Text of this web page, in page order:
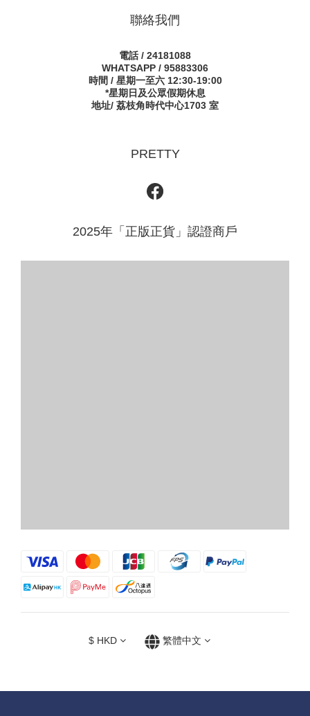
聯絡我們
電話 / 24181088
WHATSAPP / 95883306
時間 / 星期一至六 12:30-19:00
*星期日及公眾假期休息
地址/ 荔枝角時代中心1703 室
PRETTY
2025年「正版正貨」認證商戶
$ HKD 繁體中文